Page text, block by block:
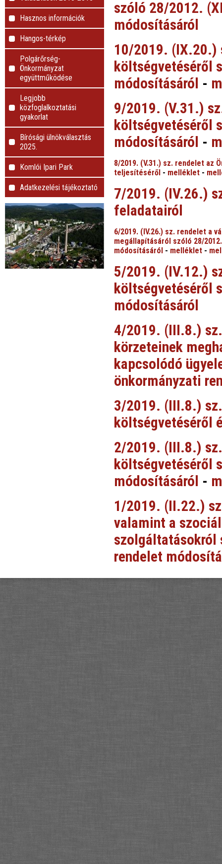
Hasznos információk
Hangos-térkép
Polgárőrség-
Önkormányzat
együttműködése
Legjobb
közfoglalkoztatási
gyakorlat
Bírósági ülnökválasztás
2025.
Komlói Ipari Park
Adatkezelési tájékoztató
szóló 28/2012.
módosításáról
10/2019. (IX.20.)
költségvetéséről
módosításáról -
9/2019. (V.31.)
költségvetéséről
módosításáról -
8/2019. (V.31.) sz. rendelet az
teljesítéséről - melléklet -
7/2019. (IV.26.)
feladatairól
6/2019. (IV.26.) sz. rendelet a
megállapításáról szóló 28/
módosításáról - melléklet -
5/2019. (IV.12.)
költségvetéséről
módosításáról
4/2019. (III.8.)
körzeteinek
kapcsolódó
önkormányzati
3/2019. (III.8.)
költségvetéséről
2/2019. (III.8.)
költségvetéséről
módosításáról -
1/2019. (II.22.)
valamint a
szolgáltatásokról
rendelet